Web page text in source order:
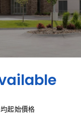
起始價格